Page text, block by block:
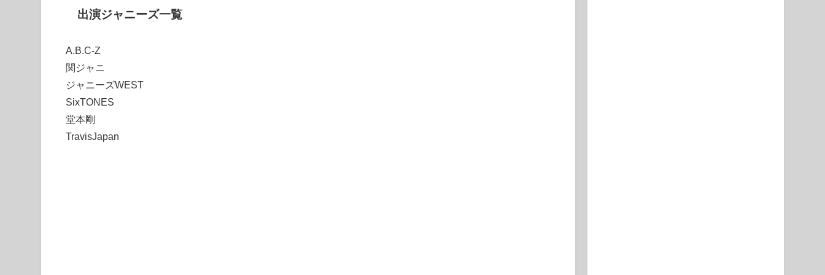
出演ジャニーズ一覧
A.B.C-Z
関ジャニ∞
ジャニーズWEST
SixTONES
堂本剛
TravisJapan